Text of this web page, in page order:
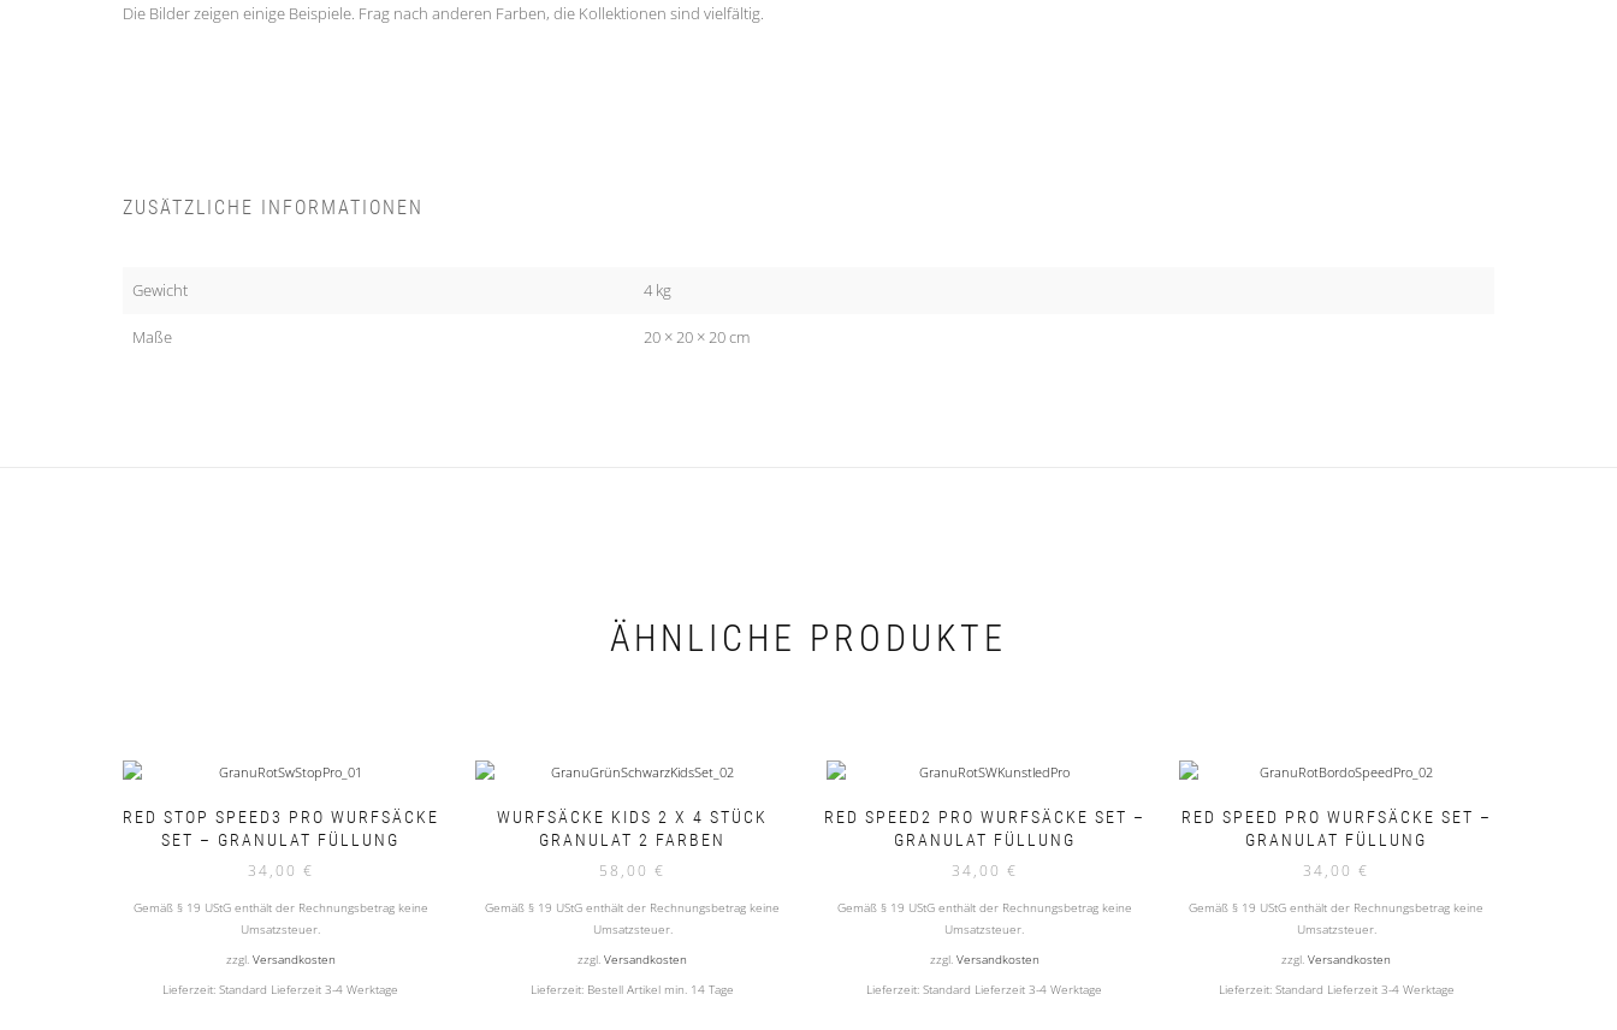
Die Bilder zeigen einige Beispiele. Frag nach anderen Farben, die Kollektionen sind vielfältig.
ZUSÄTZLICHE INFORMATIONEN
Gewicht 4 kg
Maße 20 × 20 × 20 cm
ÄHNLICHE PRODUKTE
RED STOP SPEED3 PRO WURFSÄCKE
SET – GRANULAT FÜLLUNG
34,00 €
Gemäß § 19 UStG enthält der Rechnungsbetrag keine
Umsatzsteuer.
zzgl. Versandkosten
Lieferzeit:Standard Lieferzeit 3-4 Werktage
WURFSÄCKE KIDS 2 X 4 STÜCK
GRANULAT 2 FARBEN
58,00€
Gemäß § 19 UStG enthält der Rechnungsbetrag keine
Umsatzsteuer.
zzgl.Versandkosten
Lieferzeit: Bestell Artikel min. 14 Tage
RED SPEED2 PRO WURFSÄCKE SET –
GRANULAT FÜLLUNG
34,00 €
Gemäß § 19 UStG enthält der Rechnungsbetrag keine
Umsatzsteuer.
zzgl. Versandkosten
Lieferzeit:Standard Lieferzeit 3-4 Werktage
RED SPEED PRO WURFSÄCKE SET –
GRANULAT FÜLLUNG
34,00€
Gemäß § 19 UStG enthält der Rechnungsbetrag keine
Umsatzsteuer.
zzgl.Versandkosten
Lieferzeit: Standard Lieferzeit 3-4 Werktage